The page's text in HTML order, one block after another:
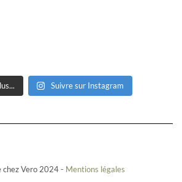
Suivre sur Instagram
chez Vero 2024 - Mentions légales